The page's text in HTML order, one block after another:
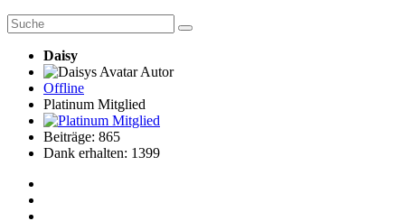
Daisy
Autor
Offline
Platinum Mitglied
Beiträge: 865
Dank erhalten: 1399